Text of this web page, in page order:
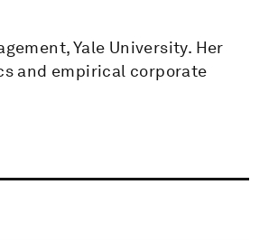
Yale University. Her
and empirical corporate